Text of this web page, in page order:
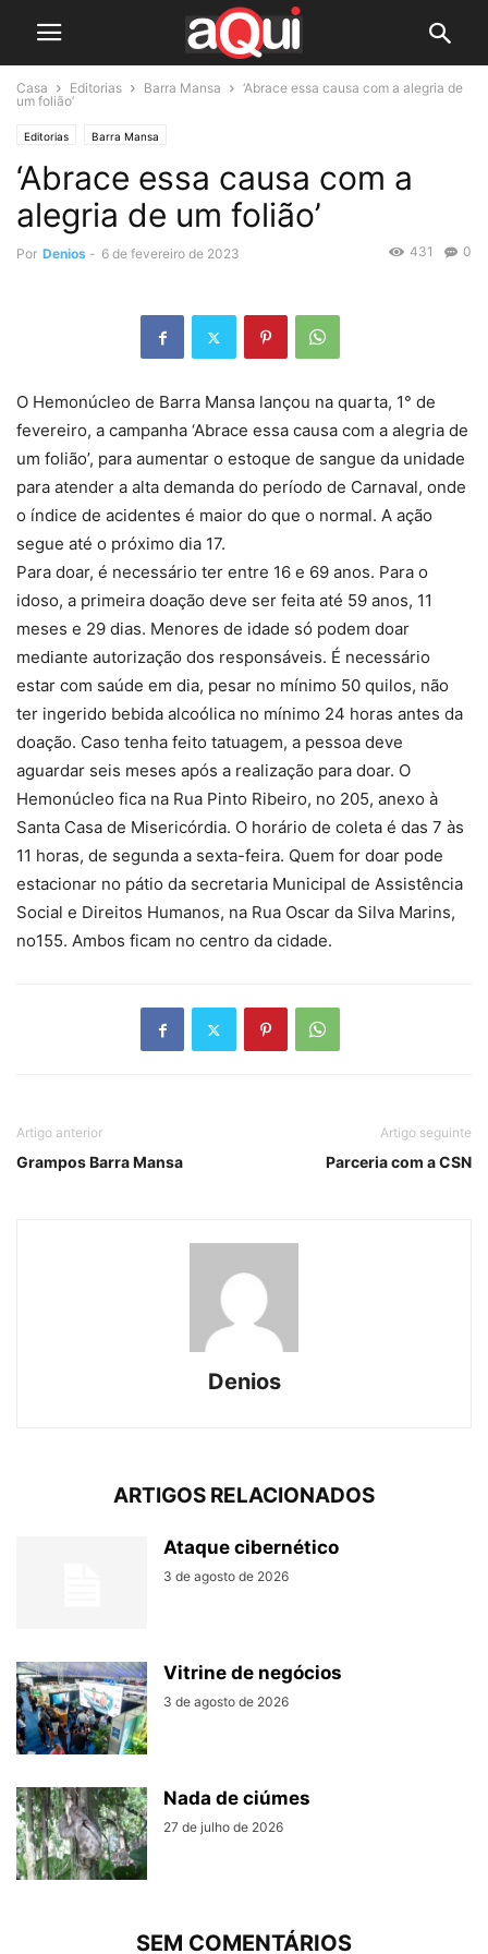
Casa Editorias Barra Mansa
‘Abrace essa causa com a alegria de
um folião’
Editorias Barra Mansa
‘Abrace essa causa com a
alegria de um folião’
Por Denios - 6 de fevereiro de 2023 0
431
O Hemonúcleo de Barra Mansa lançou na quarta, 1° de
fevereiro, a campanha ‘Abrace essa causa com a alegria de
um folião’, para aumentar o estoque de sangue da unidade
para atender a alta demanda do período de Carnaval, onde
o índice de acidentes é maior do que o normal. A ação
segue até o próximo dia 17.
Para doar, é necessário ter entre 16 e 69 anos. Para o
idoso, a primeira doação deve ser feita até 59 anos, 11
meses e 29 dias. Menores de idade só podem doar
mediante autorização dos responsáveis. É necessário
estar com saúde em dia, pesar no mínimo 50 quilos, não
ter ingerido bebida alcoólica no mínimo 24 horas antes da
doação. Caso tenha feito tatuagem, a pessoa deve
aguardar seis meses após a realização para doar. O
Hemonúcleo fica na Rua Pinto Ribeiro, no 205, anexo à
Santa Casa de Misericórdia. O horário de coleta é das 7 às
11 horas, de segunda a sexta-feira. Quem for doar pode
estacionar no pátio da secretaria Municipal de Assistência
Social e Direitos Humanos, na Rua Oscar da Silva Marins,
no155. Ambos ficam no centro da cidade.
Artigo anterior
Grampos Barra Mansa
Artigo seguinte
Parceria com a CSN
Denios
ARTIGOS RELACIONADOS
Ataque cibernético
3 de agosto de 2026
Vitrine de negócios
3 de agosto de 2026
Nada de ciúmes
27 de julho de 2026
SEM COMENTÁRIOS